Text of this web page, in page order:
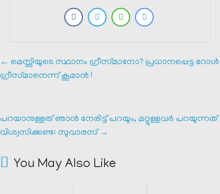
← മെസ്സിയുടെ സ്ഥാനം ഗ്രീസ്‌മാനോ? പ്രധാനപ്പെട്ട റോൾ
ഗ്രീസ്‌മാനെന്ന് കൂമാൻ !
പറയാനുള്ളത് ഞാൻ നേരിട്ട് പറയും, മറ്റുള്ളവർ പറയുന്നത്
വിശ്വസിക്കണ്ട: സുവാരസ് →
You May Also Like